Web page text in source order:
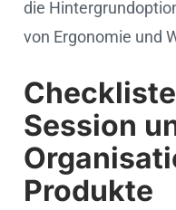
die
von Ergonomie und
Session
Produkte